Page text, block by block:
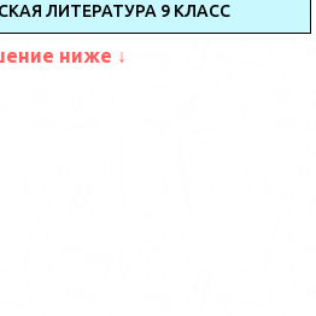
ЛИТЕРАТУРА 9 КЛАСС
ниже ↓